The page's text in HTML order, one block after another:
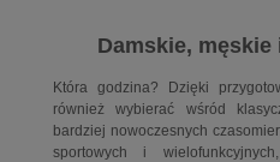
Damskie,
Która godzina? Dzięki
również wybierać wśród
bardziej nowoczesnych
sportowych i